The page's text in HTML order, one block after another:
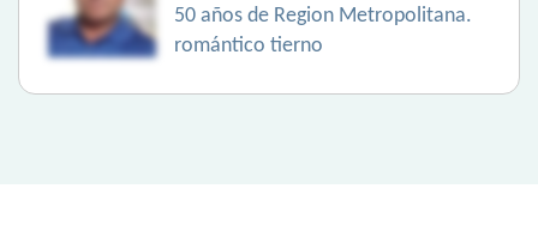
50 años de Region Metropolitana.
romántico tierno